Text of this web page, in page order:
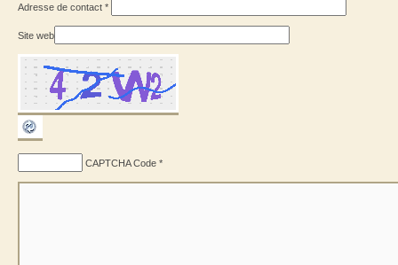
Adresse de contact *
Site web
CAPTCHA Code *